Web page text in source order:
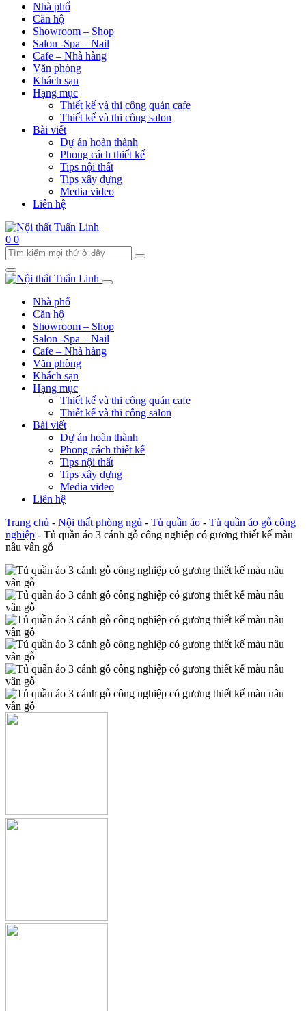
Nhà phố
Căn hộ
Showroom – Shop
Salon -Spa – Nail
Cafe – Nhà hàng
Văn phòng
Khách sạn
Hạng mục
Thiết kế và thi công quán cafe
Thiết kế và thi công salon
Bài viết
Dự án hoàn thành
Phong cách thiết kế
Tips nội thất
Tips xây dựng
Media video
Liên hệ
0 0
Nhà phố
Căn hộ
Showroom – Shop
Salon -Spa – Nail
Cafe – Nhà hàng
Văn phòng
Khách sạn
Hạng mục
Thiết kế và thi công quán cafe
Thiết kế và thi công salon
Bài viết
Dự án hoàn thành
Phong cách thiết kế
Tips nội thất
Tips xây dựng
Media video
Liên hệ
Trang chủ - Nội thất phòng ngủ - Tủ quần áo - Tủ quần áo gỗ công
nghiệp - Tủ quần áo 3 cánh gỗ công nghiệp có gương thiết kế màu
nâu vân gỗ